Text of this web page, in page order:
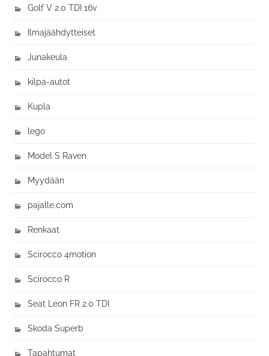
Golf V 2.0 TDI 16v
Ilmajäähdytteiset
Junakeula
kilpa-autot
Kupla
lego
Model S Raven
Myydään
pajalle.com
Renkaat
Scirocco 4motion
Scirocco R
Seat Leon FR 2.0 TDI
Skoda Superb
Tapahtumat